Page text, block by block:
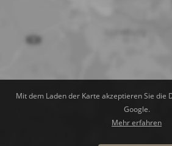
Mit dem Laden der Karte akzeptieren Sie die
Google.
Mehr erfahren